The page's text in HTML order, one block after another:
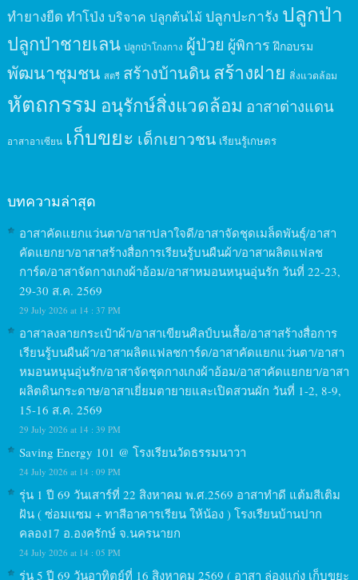
ทำยางยืด ทำโป่ง บริจาค ปลูกต้นไม้ ปลูกปะการัง ปลูกป่า
ปลูกป่าชายเลน ปลูกป่าโกงกาง ผู้ป่วย ผู้พิการ ฝึกอบรม
พัฒนาชุมชน สตรี สร้างบ้านดินสร้างฝาย สิ่งแวดล้อม
หัตถกรรม อนุรักษ์สิ่งแวดล้อม อาสาต่างแดน
อาสาอาเซียน เก็บขยะ เด็กเยาวชน เรียนรู้เกษตร
บทความล่าสุด
อาสาคัดแยกแว่นตา/อาสาปลาใจดี/อาสาจัดชุดเมล็ดพันธุ์/อาสา
คัดแยกยา/อาสาสร้างสื่อการเรียนรู้บนผืนผ้า/อาสาผลิตแฟลช
การ์ด/อาสาจัดกางเกงผ้าอ้อม/อาสาหมอนหนุนอุ่นรัก วันที่ 22-23,
29-30 ส.ค. 2569
29 July 2026 at 14 : 37 PM
อาสาลงลายกระเป๋าผ้า/อาสาเขียนศิลป์บนเสื้อ/อาสาสร้างสื่อการ
เรียนรู้บนผืนผ้า/อาสาผลิตแฟลชการ์ด/อาสาคัดแยกแว่นตา/อาสา
หมอนหนุนอุ่นรัก/อาสาจัดชุดกางเกงผ้าอ้อม/อาสาคัดแยกยา/อาสา
ผลิตดินกระดาษ/อาสาเยี่ยมตายายและเปิดสวนผัก วันที่ 1-2, 8-9,
15-16 ส.ค. 2569
29 July 2026 at 14 : 39 PM
Saving Energy 101 @ โรงเรียนวัดธรรมนาวา
24 July 2026 at 14 : 09 PM
รุ่น 1 ปี 69 วันเสาร์ที่ 22 สิงหาคม พ.ศ.2569 อาสาทำดี แต้มสีเติม
ฝัน ( ซ่อมแซม + ทาสีอาคารเรียน ให้น้อง ) โรงเรียนบ้านปาก
คลอง17 อ.องครักษ์ จ.นครนายก
24 July 2026 at 14 : 05 PM
รุ่น 5 ปี 69 วันอาทิตย์ที่ 16 สิงหาคม 2569 ( อาสา ล่องแก่ง เก็บขยะ